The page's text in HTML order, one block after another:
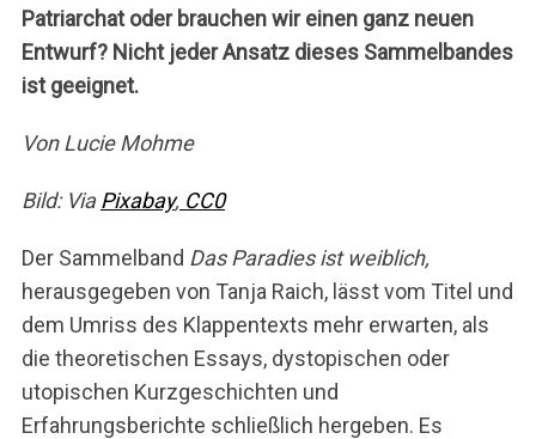
Patriarchat oder brauchen wir einen ganz neuen
Entwurf? Nicht jeder Ansatz dieses Sammelbandes
ist geeignet.
Von Lucie Mohme
Bild: ViaPixabay, CC0
Der Sammelband Das Paradies ist weiblich,
herausgegeben von Tanja Raich, lässt vom Titel und
dem Umriss des Klappentexts mehr erwarten, als
die theoretischen Essays, dystopischen oder
utopischen Kurzgeschichten und
Erfahrungsberichte schließlich hergeben. Es